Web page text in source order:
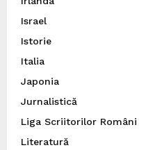
Israel
Istorie
Italia
Japonia
Jurnalistică
Liga Scriitorilor Români
Literatură